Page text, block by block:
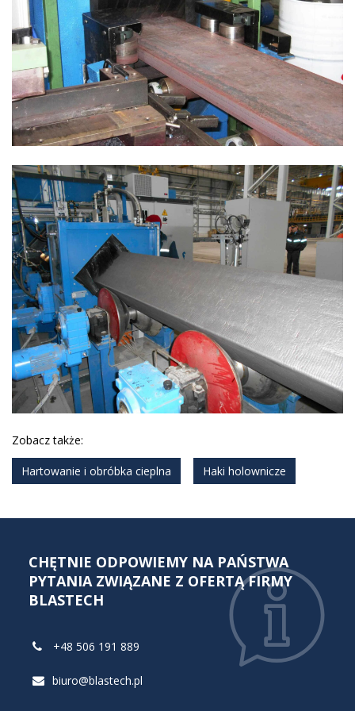
Zobacz także:
Hartowanie i obróbka cieplna Haki holownicze
CHĘTNIE ODPOWIEMY NA PAŃSTWA
PYTANIA ZWIĄZANE Z OFERTĄ FIRMY
BLASTECH
+48 506 191 889
biuro@blastech.pl